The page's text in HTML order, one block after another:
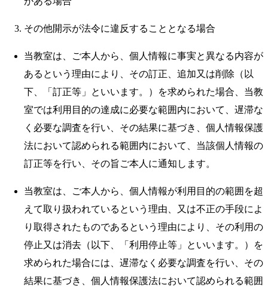
その他開示が法令に違反することとなる場合
当教室は、ご本人から、個人情報に事実と異なる内容が
あるという理由により、その訂正、追加又は削除（以
下、「訂正等」といいます。）を求められた場合、当教
室では利用目的の達成に必要な範囲内において、遅滞な
く必要な調査を行い、その結果に基づき、個人情報保護
法において認められる範囲内において、当該個人情報の
訂正等を行い、その旨ご本人に通知します。
当教室は、ご本人から、個人情報が利用目的の範囲を超
えて取り扱われているという理由、又は不正の手段によ
り取得されたものであるという理由により、その利用の
停止又は消去（以下、「利用停止等」といいます。）を
求められた場合には、遅滞なく必要な調査を行い、その
結果に基づき、個人情報保護法において認められる範囲